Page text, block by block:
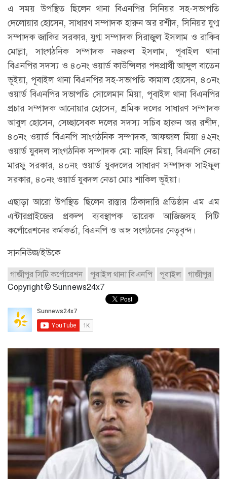
এ সময় উপস্থিত ছিলেন থানা বিএনপির সিনিয়র সহ-সভাপতি
দেলোয়ার হোসেন, সাধারণ সম্পাদক হারুন অর রশীদ, সিনিয়র যুগ্ম
সম্পাদক জাকির সরকার, যুগ্ম সম্পাদক সিরাজুল ইসলাম ও রাকিব
মোল্লা, সাংগঠনিক সম্পাদক নজরুল ইসলাম, পূবাইল থানা
বিএনপির সদস্য ও ৪০নং ওয়ার্ড কাউন্সিলর পদপ্রার্থী আব্দুল বাতেন
ভূইয়া, পূবাইল থানা বিএনপির সহ-সভাপতি কামাল হোসেন, ৪০নং
ওয়ার্ড বিএনপির সভাপতি সোলেমান মিয়া, পূবাইল থানা বিএনপির
প্রচার সম্পাদক আনোয়ার হোসেন, শ্রমিক দলের সাধারণ সম্পাদক
আবুল হোসেন, সেচ্ছাসেবক দলের সদস্য সচিব হারুন অর রশীদ,
৪০নং ওয়ার্ড বিএনপি সাংগঠনিক সম্পাদক, আফজাল মিয়া ৪২নং
ওয়ার্ড যুবদল সাংগঠনিক সম্পাদক মো: নাহিদ মিয়া, বিএনপি নেতা
মারফু সরকার, ৪০নং ওয়ার্ড যুবদলের সাধারণ সম্পাদক সাইফুল
সরকার, ৪০নং ওয়ার্ড যুবদল নেতা মোঃ শাকিল ভূইয়া।
এছাড়া আরো উপস্থিত ছিলেন রাস্তার ঠিকাদারি প্রতিষ্ঠান এম এম
এন্টারপ্রাইজের প্রকল্প ব্যবস্থাপক তারেক আজিজসহ সিটি
কর্পোরেশনের কর্মকর্তা, বিএনপি ও অঙ্গ সংগঠনের নেতৃবৃন্দ।
সাননিউজ/ইউকে
গাজীপুর সিটি কর্পোরেশন পূবাইল থানা বিএনপি পূবাইল
গাজীপুর
Copyright © Sunnews24x7